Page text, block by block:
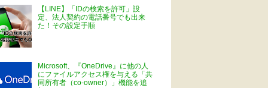
【LINE】「IDの検索を許可」設
定、法人契約の電話番号でも出来
た！その設定手順
Microsoft、『OneDrive』に他の人
にファイルアクセス権を与える「共
同所有者（co-owner）」機能を追